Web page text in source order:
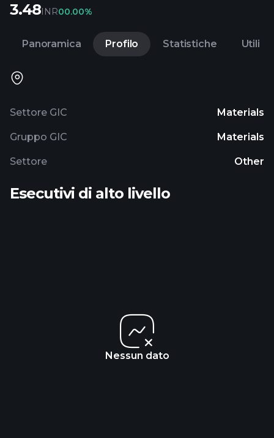
3.48INR00.00%
Panoramica Profilo Statistiche Utili
Settore GIC Materials
Gruppo GIC Materials
Settore Other
Esecutivi di alto livello
Nessun dato